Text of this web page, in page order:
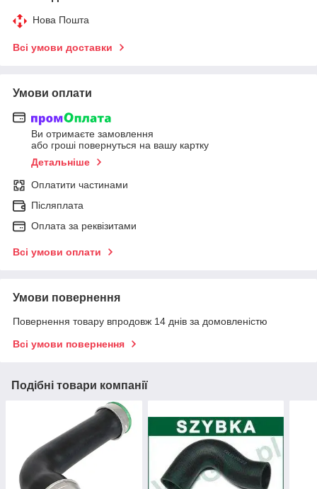
Нова Пошта
Всі умови доставки
Умови оплати
Ви отримаєте замовлення
або гроші повернуться на вашу картку
Детальніше
Оплатити частинами
Післяплата
Оплата за реквізитами
Всі умови оплати
Умови повернення
Повернення товару впродовж 14 днів за домовленістю
Всі умови повернення
Подібні товари компанії